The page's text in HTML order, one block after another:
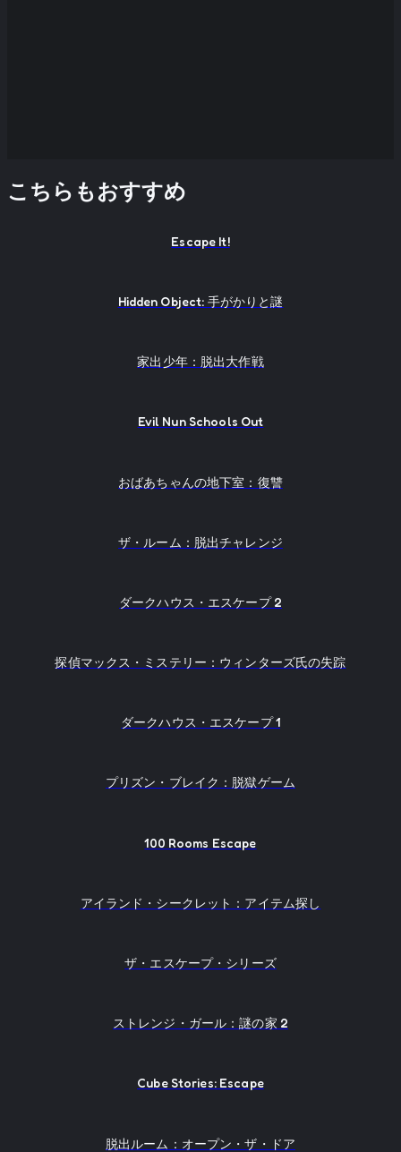
こちらもおすすめ
Escape It!
Hidden Object: 手がかりと謎
家出少年：脱出大作戦
Evil Nun Schools Out
おばあちゃんの地下室：復讐
ザ・ルーム：脱出チャレンジ
ダークハウス・エスケープ 2
探偵マックス・ミステリー：ウィンターズ氏の失踪
ダークハウス・エスケープ 1
プリズン・ブレイク：脱獄ゲーム
100 Rooms Escape
アイランド・シークレット：アイテム探し
ザ・エスケープ・シリーズ
ストレンジ・ガール：謎の家 2
Cube Stories: Escape
脱出ルーム：オープン・ザ・ドア